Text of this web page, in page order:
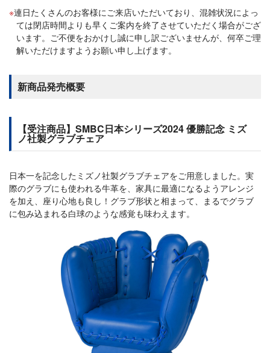
連日たくさんのお客様にご来店いただいており、混雑状況によっ
ては閉店時間よりも早くご案内を終了させていただく場合がござ
います。ご不便をおかけし誠に申し訳ございませんが、何卒ご理
解いただけますようお願い申し上げます。
新商品発売概要
【受注商品】SMBC日本シリーズ2024 優勝記念 ミズ
ノ社製グラブチェア
日本一を記念したミズノ社製グラブチェアをご用意しました。実
際のグラブにも使われる牛革を、家具に最適になるようアレンジ
を加え、座り心地も良し！グラブ形状と相まって、まるでグラブ
に包み込まれる白球のような感覚も味わえます。